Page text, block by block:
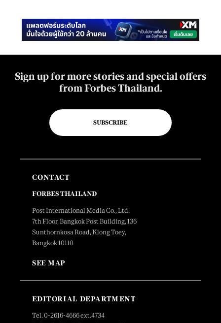
Sign up for more stories and special offers
from Forbes Thailand.
SUBSCRIBE
CONTACT
FORBES THAILAND
Post International Media Co., Ltd.
7th Floor, Bangkok Post Building, 136
Sunthornkosa Road, Klong Toey,
Bangkok 10110
SEE MAP
EDITORIAL DEPARTMENT
Tel. 0-2616-4666 ext.4734